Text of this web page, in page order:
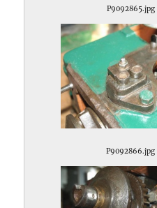
P9092865.jpg
P9092866.jpg